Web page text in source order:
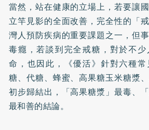
當然，站在健康的立場上，若要讓
立竿見影的全面改善，完全性的「
灣人預防疾病的重要課題之一，但
毒癮，若談到完全戒糖，對於不
命，也因此，《優活》針對六種
糖、代糖、蜂蜜、高果糖玉米糖漿
初步歸結出，「高果糖漿」最毒、
最和善的結論。